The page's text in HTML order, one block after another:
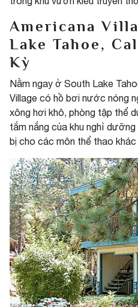
Americana
Lake Tahoe,
Kỳ
Nằm ngay ở South Lake
Village có hồ bơi nước nóng
xông hơi khô, phòng tập thể
tắm nắng của khu nghỉ
bị cho các môn thể thao khác